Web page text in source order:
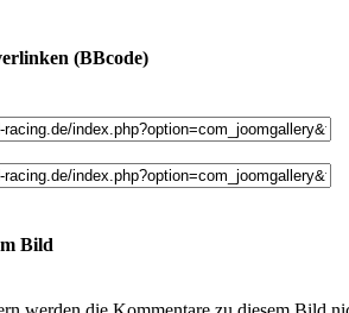
(BBcode)
Bild